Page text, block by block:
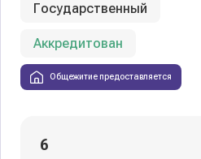
Государственный
Аккредитован
Общежитие предоставляется
6